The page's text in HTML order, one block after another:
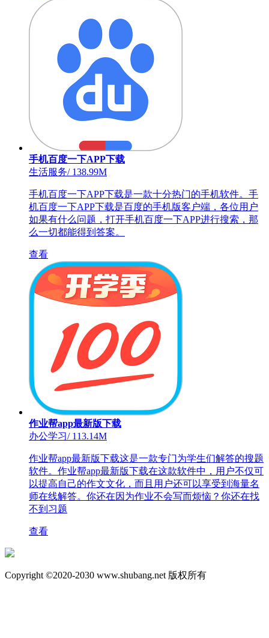
手机百度一下APP下载
生活服务/138.99M
手机百度一下APP下载是一款十分热门的手机软件。手
机百度一下APP下载是百度的手机版客户端，各位用户
如果有什么问题，打开手机百度一下APP进行搜索，那
么一切都能得到答案。
查看
作业帮app最新版下载
办公学习/113.14M
作业帮app最新版下载这是一款专门为学生们解答的搜题
软件。作业帮app最新版下载在这款软件中，用户不仅可
以提高自己的作文文化，而且用户还可以享受到海量名
师在线解答。你还在因为作业不会写而烦恼？你还在找
不到习题
查看
Copyright ©2020-2030 www.shubang.net 版权所有